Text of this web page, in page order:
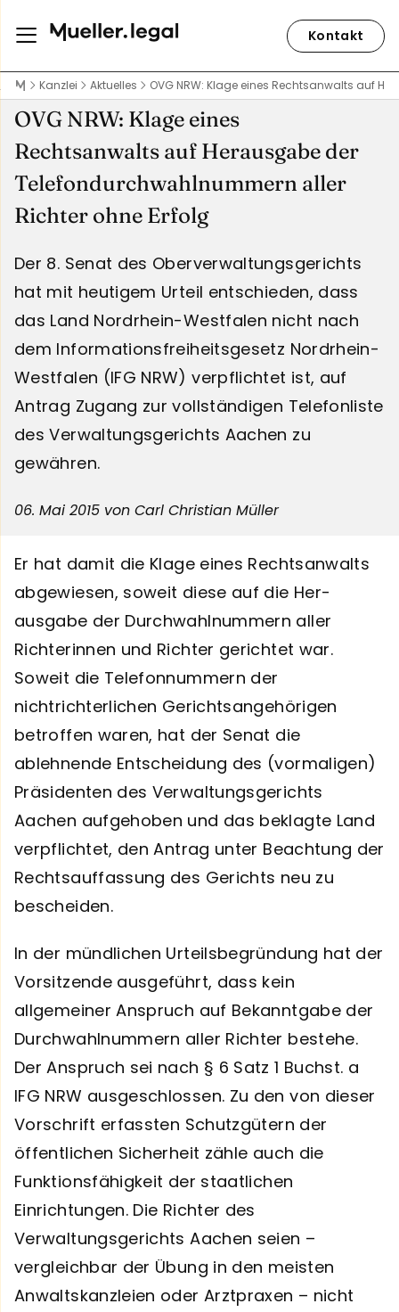
Kontakt
Kanzlei Aktuelles OVG NRW: Klage eines Rechtsanwalts auf
OVG NRW: Klage eines
Rechtsanwalts auf Herausgabe der
Telefondurchwahlnummern aller
Richter ohne Erfolg
Der 8. Senat des Oberverwaltungsgerichts
hat mit heutigem Urteil entschieden, dass
das Land Nordrhein-Westfalen nicht nach
dem Informationsfreiheitsgesetz Nordrhein-
Westfalen (IFG NRW) verpflichtet ist, auf
Antrag Zugang zur vollständigen Telefonliste
des Verwaltungsgerichts Aachen zu
gewähren.
06. Mai 2015 von Carl Christian Müller
Er hat damit die Klage eines Rechtsanwalts
abgewiesen, soweit diese auf die Her­
ausgabe der Durchwahlnummern aller
Richterinnen und Richter gerichtet war.
Soweit die Telefonnummern der
nichtrichterlichen Gerichtsangehörigen
betroffen waren, hat der Senat die
ablehnende Entscheidung des (vormaligen)
Präsidenten des Verwal­tungsgerichts
Aachen aufgehoben und das beklagte Land
verpflichtet, den Antrag unter Beachtung der
Rechtsauffassung des Gerichts neu zu
bescheiden.
In der mündlichen Urteilsbegründung hat der
Vorsitzende ausgeführt, dass kein
allgemeiner Anspruch auf Bekanntgabe der
Durchwahlnummern aller Richter bestehe.
Der Anspruch sei nach § 6 Satz 1 Buchst. a
IFG NRW ausgeschlossen. Zu den von dieser
Vorschrift erfassten Schutzgütern der
öffentlichen Sicherheit zähle auch die
Funkti­onsfähigkeit der staat­lichen
Einrichtungen. Die Richter des
Verwaltungsgerichts Aachen seien –
vergleichbar der Übung in den meisten
Anwaltskanzleien oder Arztpraxen – nicht